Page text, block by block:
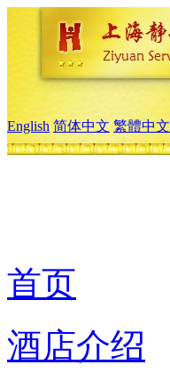
English 简体中文 繁體中文
首页
酒店介绍